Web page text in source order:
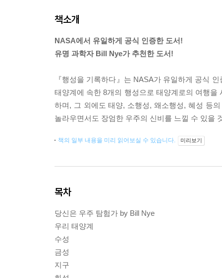
책소개
NASA에서 유일하게 공식 인증한 도서!
유명 과학자 Bill Nye가 추천한 도서!
『행성을 기록하다』는 NASA가 유일하게 공식
태양계에 속한 8개의 행성으로 태양계로의 여행
하며, 그 외에도 태양, 소행성, 왜소행성, 혜성 등
놀라우면서도 장엄한 우주의 신비를 느낄 수 있을
책의 일부 내용을 미리 읽어보실 수 있습니다. 미리보기
목차
당신은 우주 탐험가 by Bill Nye
우리 태양계
수성
금성
지구